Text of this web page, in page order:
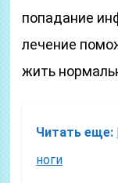
попадание
лечение
жить
Читать еще:
ноги